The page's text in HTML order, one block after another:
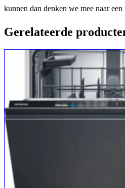
kunnen dan denken we mee naar
Gerelateerde